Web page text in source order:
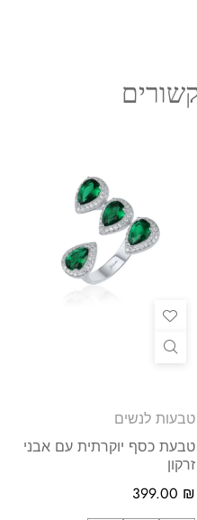
טבעות לנשים
טבעת כסף יוקרתית עם אבני
זרקון
399.00 ₪